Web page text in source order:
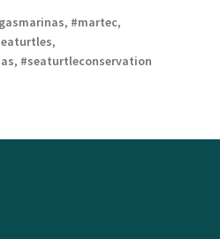
, #martec,
,
, #seaturtleconservation